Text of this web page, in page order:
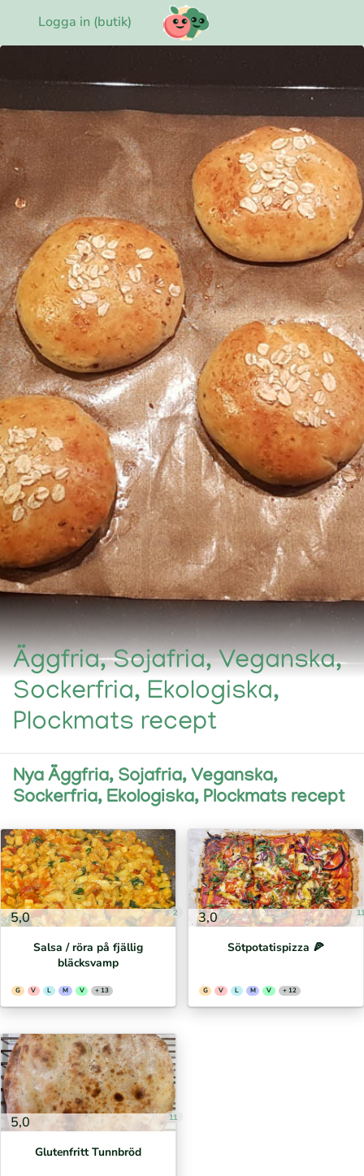
Logga in (butik)
Äggfria, Sojafria, Veganska,
Sockerfria, Ekologiska,
Plockmats recept
Nya Äggfria, Sojafria, Veganska,
Sockerfria, Ekologiska, Plockmats recept
5,0 2
Salsa / röra på fjällig
bläcksvamp
G V L M V + 13
3,0
Sötpotatispizza 🍕⁣
G V L M V + 12
5,0 11
Glutenfritt Tunnbröd